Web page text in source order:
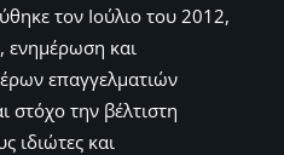
τον Ιούλιο του 2012,
και
επαγγελματιών
στόχο την βέλτιστη
ιδιώτες και